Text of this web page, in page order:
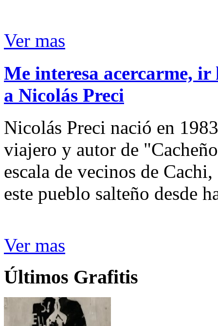
Ver mas
Me interesa acercarme,
a Nicolás Preci
Nicolás Preci nació en
viajero y autor de
escala de vecinos de
este pueblo salteño desde
Ver mas
Últimos Grafitis